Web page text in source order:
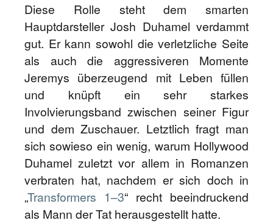
Diese Rolle steht dem smarten
Hauptdarsteller Josh Duhamel verdammt
gut. Er kann sowohl die verletzliche Seite
als auch die aggressiveren Momente
Jeremys überzeugend mit Leben füllen
und knüpft ein sehr starkes
Involvierungsband zwischen seiner Figur
und dem Zuschauer. Letztlich fragt man
sich sowieso ein wenig, warum Hollywood
Duhamel zuletzt vor allem in Romanzen
verbraten hat, nachdem er sich doch in
„Transformers 1–3“ recht beeindruckend
als Mann der Tat herausgestellt hatte.